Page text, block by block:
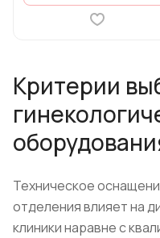
Критерии
Техническое
отделения влияет на
клиники наравне с